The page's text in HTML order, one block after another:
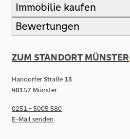
Immobilie kaufen
Bewertungen
ZUM STANDORT MÜNSTER
Handorfer Straße 13
48157 Münster
0251 - 5005 580
E-Mail senden